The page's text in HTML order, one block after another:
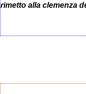
rimetto alla clemenza